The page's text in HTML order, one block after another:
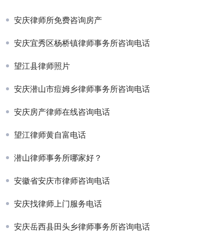
安庆律师所免费咨询房产
安庆宜秀区杨桥镇律师事务所咨询电话
望江县律师照片
安庆潜山市痘姆乡律师事务所咨询电话
安庆房产律师在线咨询电话
望江律师黄自富电话
潜山律师事务所哪家好？
安徽省安庆市律师咨询电话
安庆找律师上门服务电话
安庆岳西县田头乡律师事务所咨询电话